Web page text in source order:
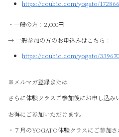
https://coubic.com/yogato/
・一般の方：2,000円
→ 一般参加の方のお申込みはこちら：
https://coubic.com/yogato/
※メルマガ登録または
さらに体験クラスご参加後にお申し込み
お得にご参加いただけます。
・７月のYOGATO体験クラスにご参加